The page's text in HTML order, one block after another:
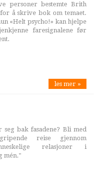
personer bestemte Brith
å skrive bok om temaet.
«Helt psycho!» kan hjelpe
faresignalene før
les mer »
seg bak fasadene? Bli med
reise gjennom
relasjoner i
mén."